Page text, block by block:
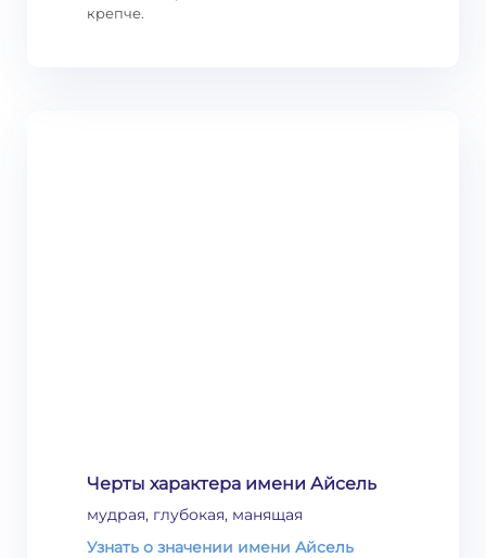
крепче.
Черты характера имени Айсель
мудрая, глубокая, манящая
Узнать о значении имени Айсель